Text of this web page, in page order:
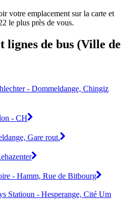
votre emplacement sur la carte et
le plus près de vous.
lignes de bus (Ville de
- Dommeldange, Chingiz
- CH
Gare rout.
- Hamm, Rue de Bitbourg
Statioun - Hesperange, Cité Um